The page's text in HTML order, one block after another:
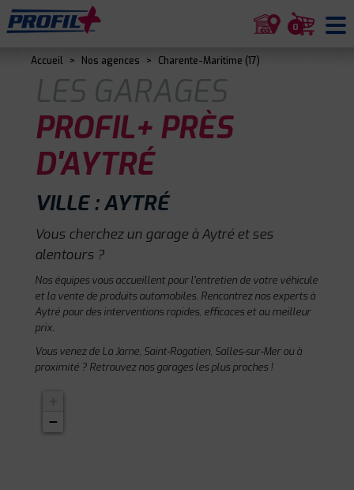
0
Accueil > Nos agences > Charente-Maritime (17)
LES GARAGES
PROFIL+ PRÈS
D'AYTRÉ
VILLE : AYTRÉ
Vous cherchez un garage à Aytré et ses
alentours ?
Nos équipes vous accueillent pour l'entretien de votre véhicule
et la vente de produits automobiles. Rencontrez nos experts à
Aytré pour des interventions rapides, efficaces et au meilleur
prix.
Vous venez de La Jarne, Saint-Rogatien, Salles-sur-Mer ou à
proximité ? Retrouvez nos garages les plus proches !
−